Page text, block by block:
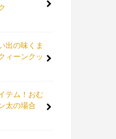
出の味くま
ィーンクッ
テム！おむ
太の場合